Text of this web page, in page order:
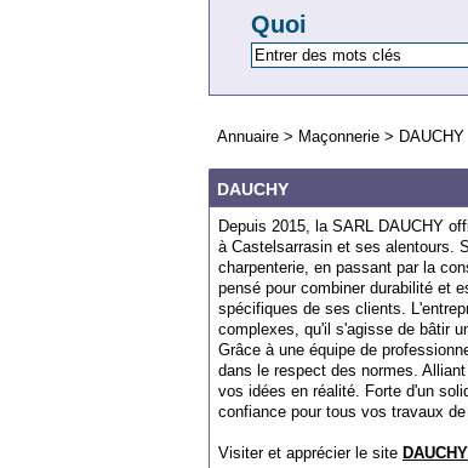
Quoi
Annuaire > Maçonnerie > DAUCHY
DAUCHY
Depuis 2015, la SARL DAUCHY
à Castelsarrasin et ses alentours.
charpenterie, en passant par la
pensé pour combiner durabilité et
spécifiques de ses clients.
complexes, qu'il s'agisse de bâtir
Grâce à une équipe de
dans le respect des normes.
vos idées en réalité. Forte d'un
confiance pour tous vos travaux
Visiter et apprécier le site DAUCHY